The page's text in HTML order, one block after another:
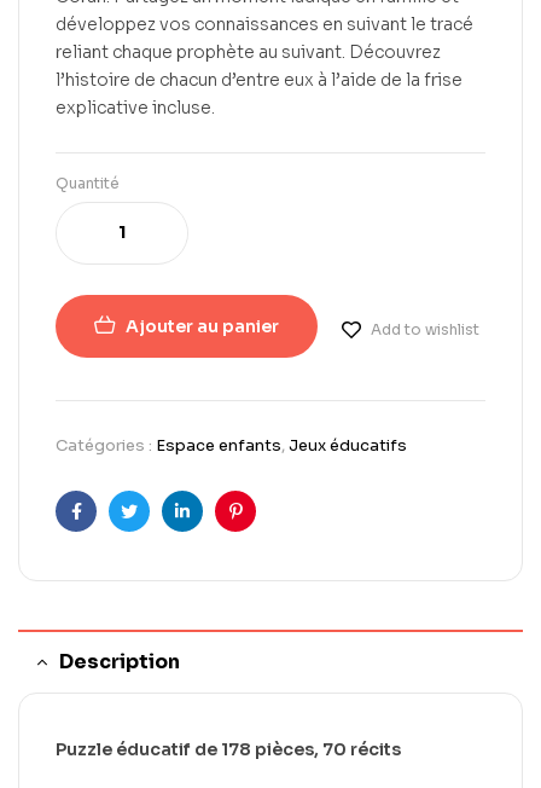
développez vos connaissances en suivant le tracé
reliant chaque prophète au suivant. Découvrez
l’histoire de chacun d’entre eux à l’aide de la frise
explicative incluse.
Quantité
Ajouter au panier Add to wishlist
Catégories : Espace enfants,Jeux éducatifs
FacebookTwitterLinkedInPinterest
Description
Puzzle éducatif de 178 pièces, 70 récits